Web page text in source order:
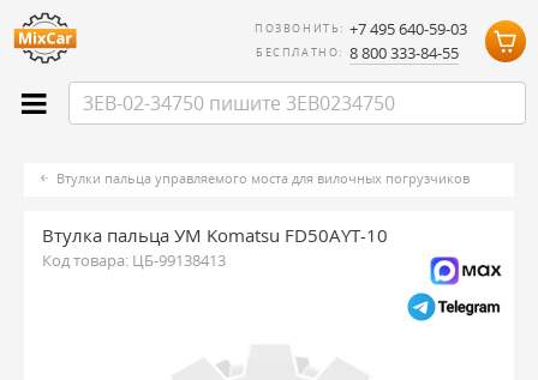
ПОЗВОНИТЬ: +7 495 640-59-03
БЕСПЛАТНО: 8 800 333-84-55
Втулки пальца управляемого моста для вилочных погрузчиков
Втулка пальца УМ Komatsu FD50AYT-10
Код товара: ЦБ-99138413